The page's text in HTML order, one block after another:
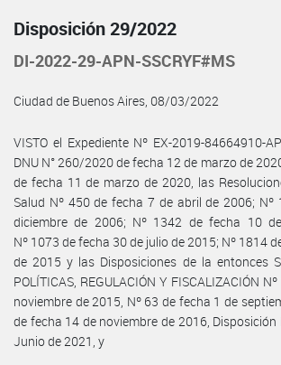
Disposición 29/2022
DI-2022-29-APN-SSCRYF#MS
Ciudad de Buenos Aires, 08/03/2022
VISTO el Expediente Nº EX-2019-84664910-
DNU N° 260/2020 de fecha 12 de marzo de
de fecha 11 de marzo de 2020, las
Salud Nº 450 de fecha 7 de abril de 2006;
diciembre de 2006; Nº 1342 de fecha 10
Nº 1073 de fecha 30 de julio de 2015; Nº 1814
de 2015 y las Disposiciones de la entonces
POLÍTICAS, REGULACIÓN Y FISCALIZACIÓN
noviembre de 2015, Nº 63 de fecha 1 de
de fecha 14 de noviembre de 2016, Disposición
Junio de 2021, y